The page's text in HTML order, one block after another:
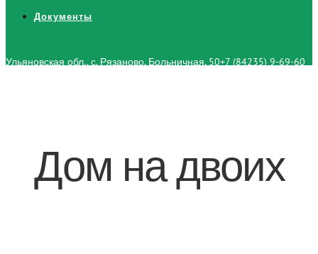
Документы
Ульяновская обл., с. Рязаново, Больничная, 50+7 (84235) 9-69-60
Дом на двоих